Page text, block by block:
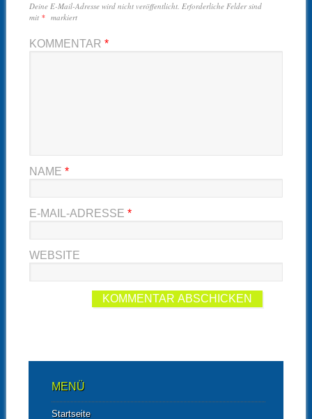
Deine E-Mail-Adresse wird nicht veröffentlicht. Erforderliche Felder sind
mit * markiert
KOMMENTAR *
NAME *
E-MAIL-ADRESSE *
WEBSITE
MENÜ
Startseite